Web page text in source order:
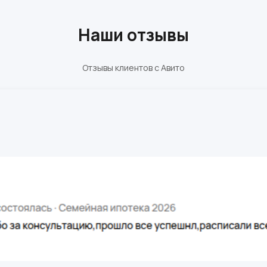
Наши отзывы
Отзывы клиентов с Авито